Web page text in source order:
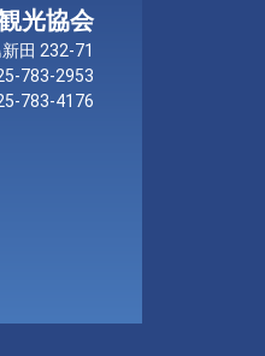
光協会
田 232-71
783-2953
783-4176